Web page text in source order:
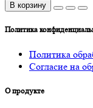
В корзину
Политика
Политика
Согласие на
О продукте